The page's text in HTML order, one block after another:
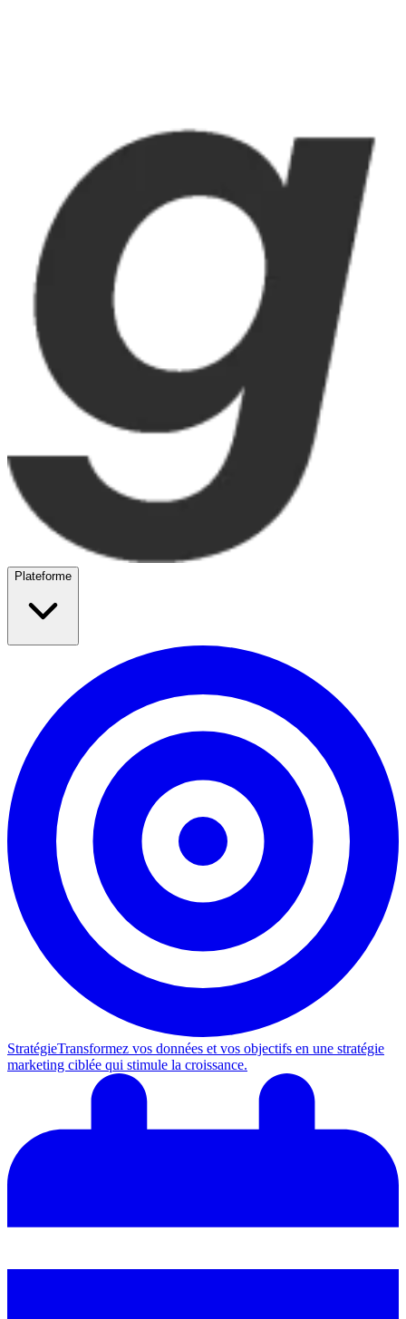
Plateforme
StratégieTransformez vos données et vos objectifs en une stratégie
marketing ciblée qui stimule la croissance.